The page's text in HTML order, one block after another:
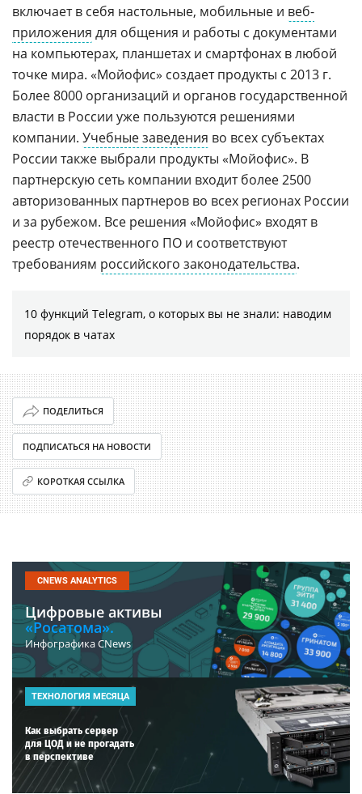
включает в себя настольные, мобильные и веб-
приложения для общения и работы с документами
на компьютерах, планшетах и смартфонах в любой
точке мира. «Мойофис» создает продукты с 2013 г.
Более 8000 организаций и органов государственной
власти в России уже пользуются решениями
компании. Учебные заведения во всех субъектах
России также выбрали продукты «Мойофис». В
партнерскую сеть компании входит более 2500
авторизованных партнеров во всех регионах России
и за рубежом. Все решения «Мойофис» входят в
реестр отечественного ПО и соответствуют
требованиям российского законодательства.
10 функций Telegram, о которых вы не знали: наводим
порядок в чатах
ПОДЕЛИТЬСЯ
ПОДПИСАТЬСЯ НА НОВОСТИ
КОРОТКАЯ ССЫЛКА
CNEWS ANALYTICS
Цифровые активы
«Росатома».
Инфографика CNews
ТЕХНОЛОГИЯ МЕСЯЦА
Как выбрать сервер
для ЦОД и не прогадать
в перспективе